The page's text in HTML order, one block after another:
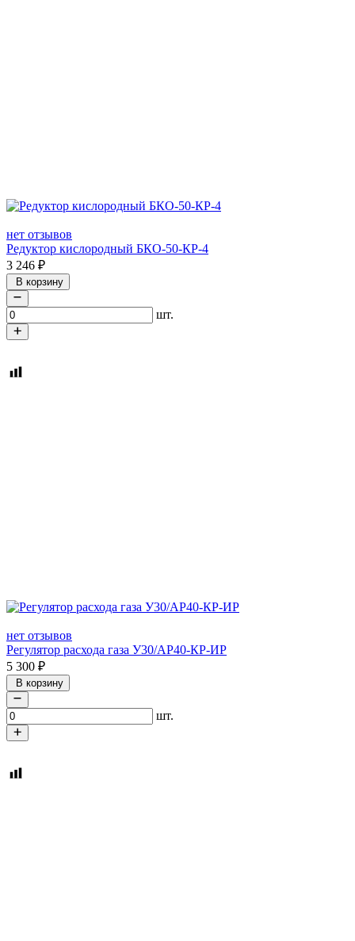
нет отзывов
Редуктор кислородный БКО-50-КР-4
3 246 ₽
В корзину
шт.
нет отзывов
Регулятор расхода газа У30/АР40-КР-ИР
5 300 ₽
В корзину
шт.